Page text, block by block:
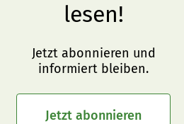
lesen!
Jetzt abonnieren und
informiert bleiben.
Jetzt abonnieren